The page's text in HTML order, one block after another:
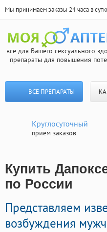
Мы принимаем заказы 24 часа в
все для Вашего сексуального
препараты для повышения
ВСЕ ПРЕПАРАТЫ
Круглосуточный
прием заказов
Купить
по России
Представляем
возбуждения